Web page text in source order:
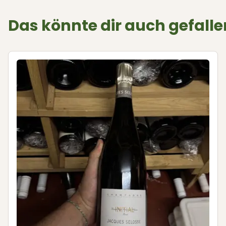
Das könnte dir auch